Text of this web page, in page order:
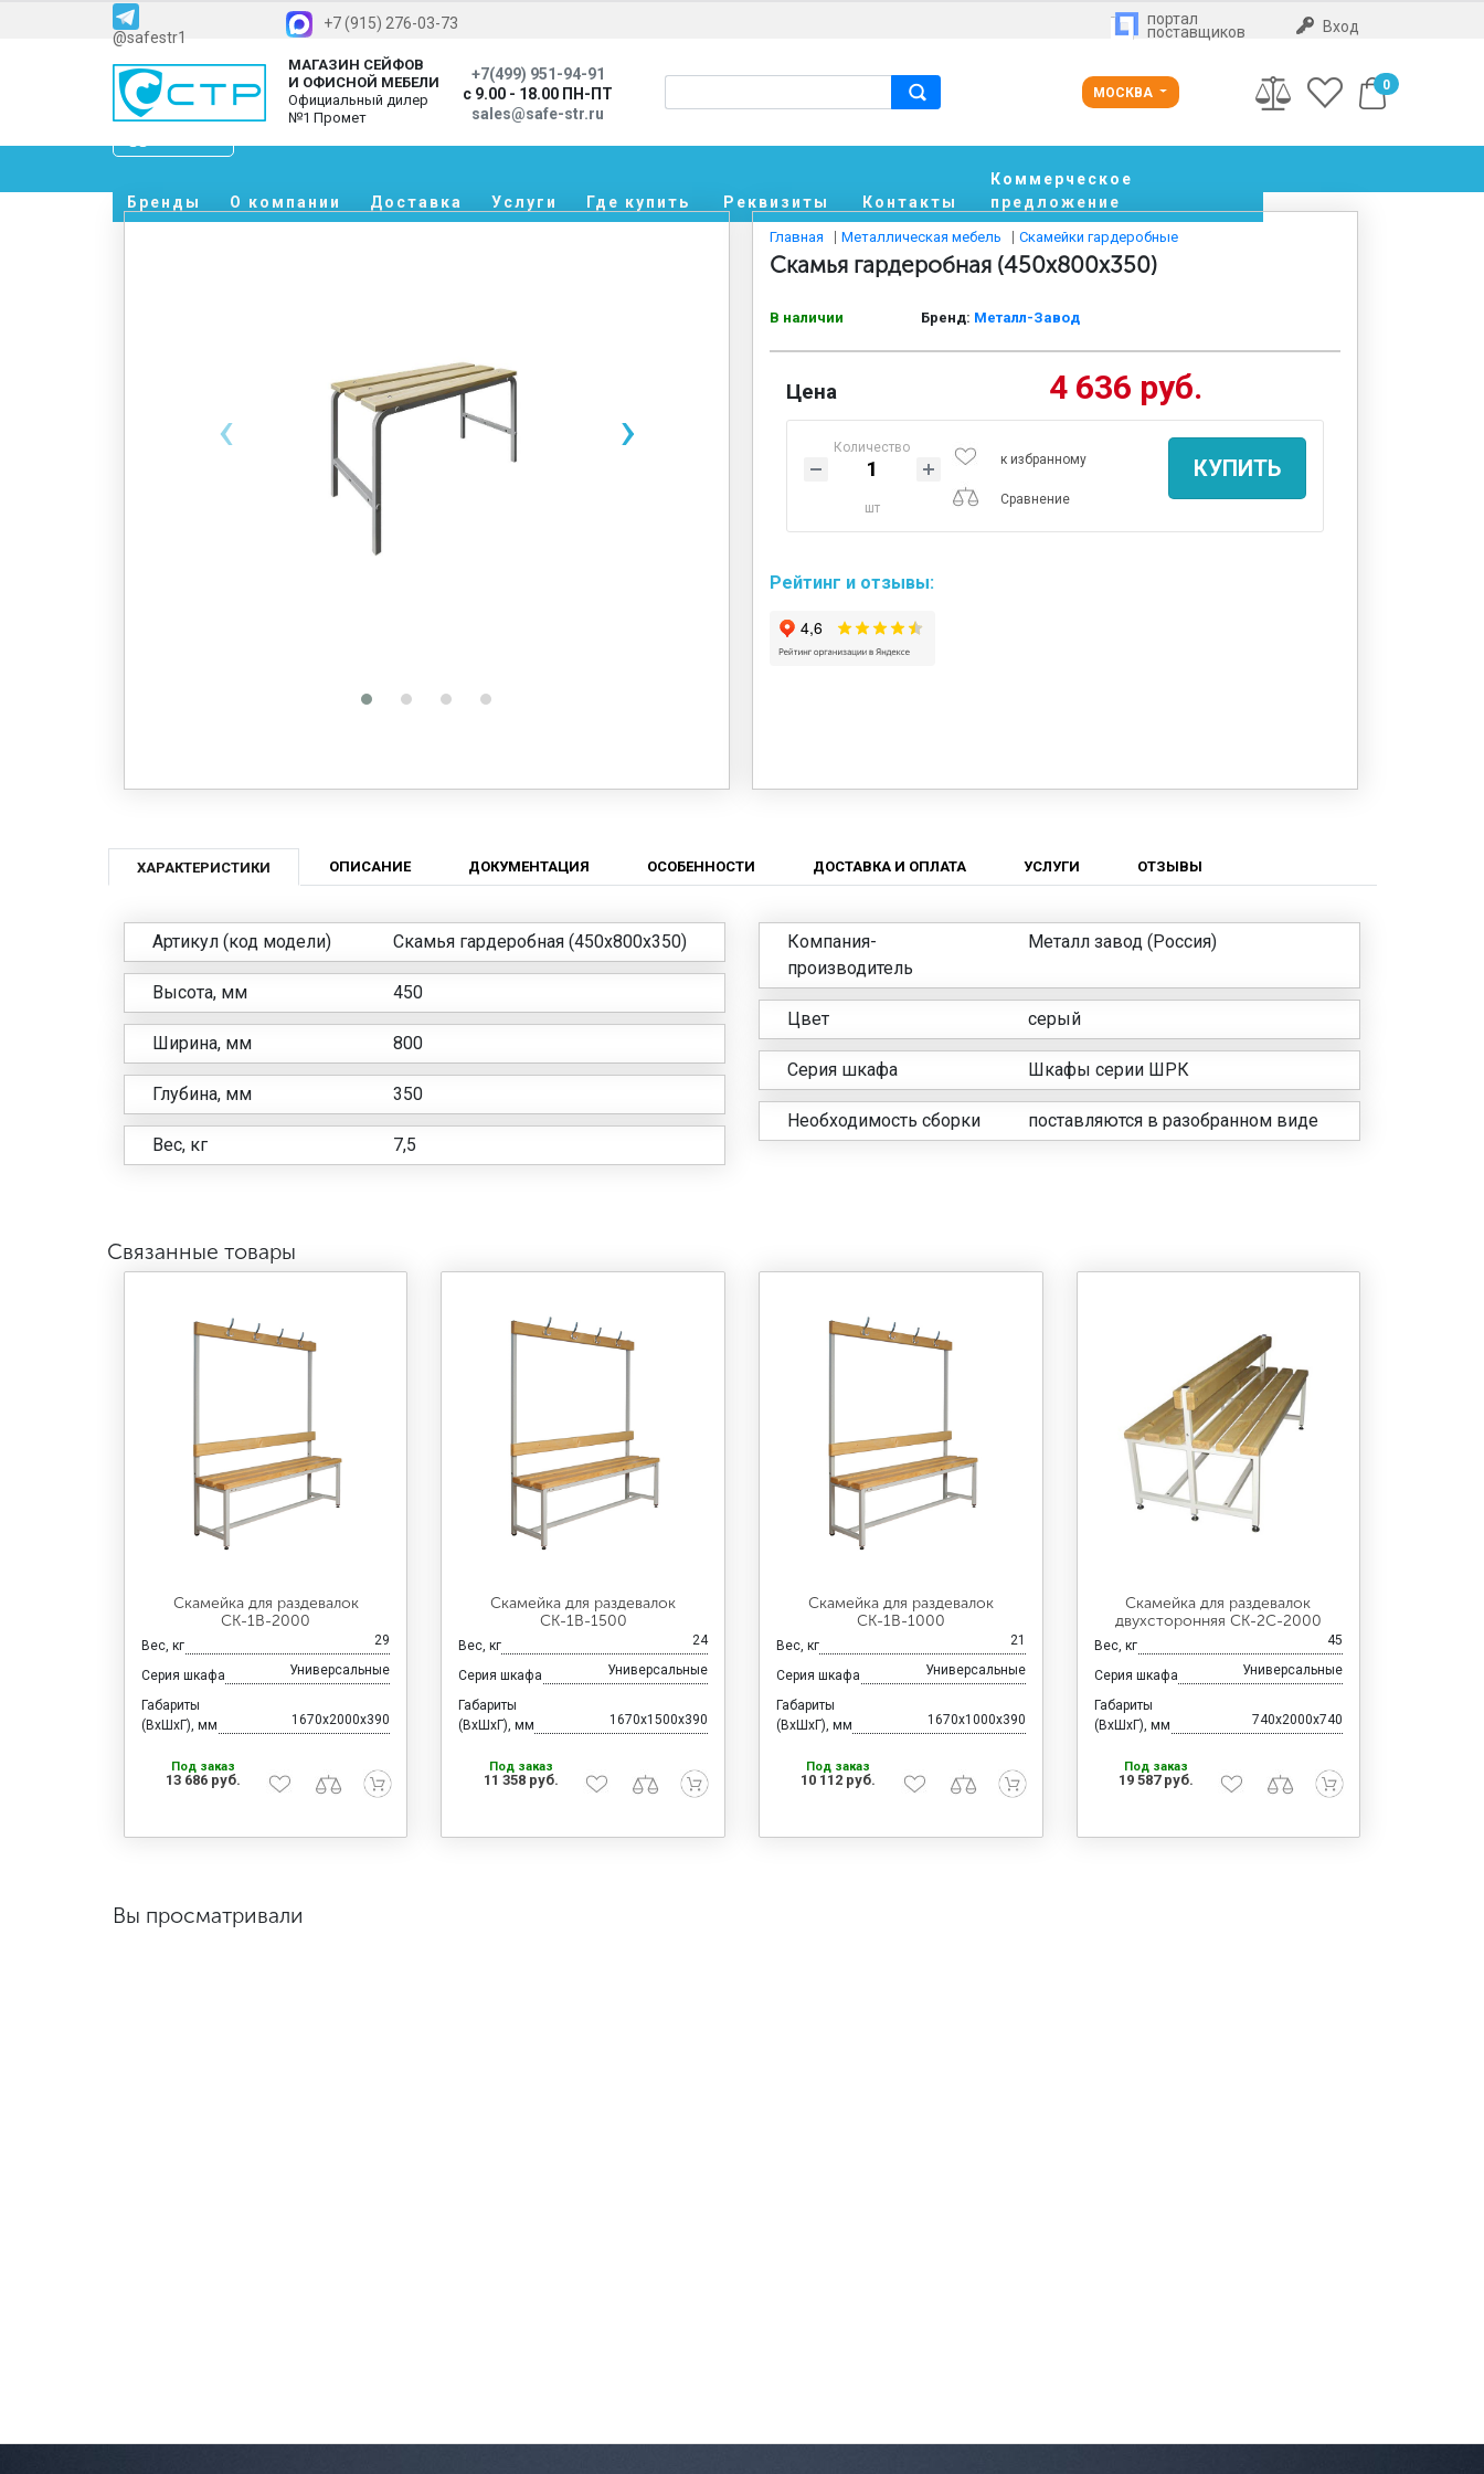
@safestr1
+7 (915) 276-03-73 портал
поставщиков Вход
МАГАЗИН СЕЙФОВ
И ОФИСНОЙ МЕБЕЛИ
Официальный дилер
№1 Промет
+7(499) 951-94-91
с 9.00 - 18.00 ПН-ПТ
sales@safe-str.ru
МОСКВА 0
Бренды О компании Доставка Услуги Где купить Реквизиты Контакты
Коммерческое
предложение
‹ ›
Главная Металлическая мебель Скамейки гардеробные
Скамья гардеробная (450x800x350)
В наличии Бренд: Металл-Завод
Цена 4 636 руб.
Количество
шт
к избранному
Сравнение
КУПИТЬ
Рейтинг и отзывы:
ХАРАКТЕРИСТИКИ ОПИСАНИЕ ДОКУМЕНТАЦИЯ ОСОБЕННОСТИ ДОСТАВКА И ОПЛАТА УСЛУГИ ОТЗЫВЫ
Артикул (код модели) Скамья гардеробная (450x800x350)
Высота, мм 450
Ширина, мм 800
Глубина, мм 350
Вес, кг 7,5
Компания-
производитель
Металл завод (Россия)
Цвет серый
Серия шкафа Шкафы серии ШРК
Необходимость сборки поставляются в разобранном виде
Связанные товары
Скамейка для раздевалок
CК-1В-2000
Вес, кг 29
Серия шкафа Универсальные
Габариты
(ВхШхГ), мм
1670x2000x390
Под заказ
13 686 руб.
Скамейка для раздевалок
CК-1В-1500
Вес, кг 24
Серия шкафа Универсальные
Габариты
(ВхШхГ), мм
1670x1500x390
Под заказ
11 358 руб.
Скамейка для раздевалок
CК-1В-1000
Вес, кг 21
Серия шкафа Универсальные
Габариты
(ВхШхГ), мм
1670x1000x390
Под заказ
10 112 руб.
Скамейка для раздевалок
двухсторонняя CК-2C-2000
Вес, кг 45
Серия шкафа Универсальные
Габариты
(ВхШхГ), мм
740x2000x740
Под заказ
19 587 руб.
Вы просматривали